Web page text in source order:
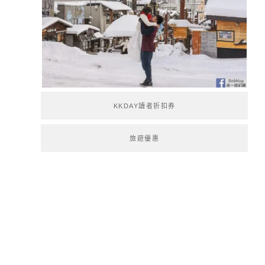
KKDAY讀者折扣券
旅遊優惠